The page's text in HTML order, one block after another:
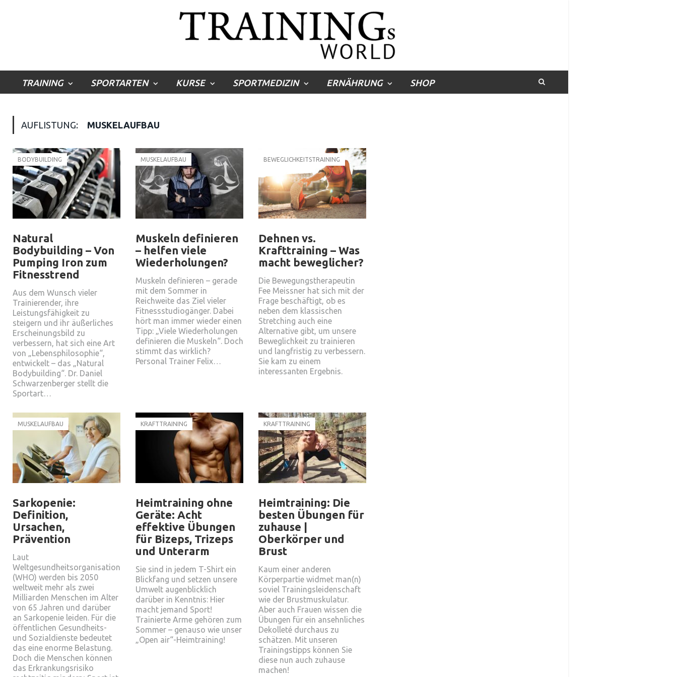
TRAINING SPORTARTEN KURSE SPORTMEDIZIN ERNÄHRUNG SHOP
AUFLISTUNG: MUSKELAUFBAU
BODYBUILDING
Natural
Bodybuilding – Von
Pumping Iron zum
Fitnesstrend
Aus dem Wunsch vieler
Trainierender, ihre
Leistungsfähigkeit zu
steigern und ihr äußerliches
Erscheinungsbild zu
verbessern, hat sich eine Art
von „Lebensphilosophie“,
entwickelt – das „Natural
Bodybuilding“. Dr. Daniel
Schwarzenberger stellt die
Sportart…
MUSKELAUFBAU
Muskeln definieren
– helfen viele
Wiederholungen?
Muskeln definieren – gerade
mit dem Sommer in
Reichweite das Ziel vieler
Fitnessstudiogänger. Dabei
hört man immer wieder einen
Tipp: „Viele Wiederholungen
definieren die Muskeln“. Doch
stimmt das wirklich?
Personal Trainer Felix…
BEWEGLICHKEITSTRAINING
Dehnen vs.
Krafttraining – Was
macht beweglicher?
Die Bewegungstherapeutin
Fee Meissner hat sich mit der
Frage beschäftigt, ob es
neben dem klassischen
Stretching auch eine
Alternative gibt, um unsere
Beweglichkeit zu trainieren
und langfristig zu verbessern.
Sie kam zu einem
interessanten Ergebnis.
MUSKELAUFBAU
Sarkopenie:
Definition,
Ursachen,
Prävention
Laut
Weltgesundheitsorganisation
(WHO) werden bis 2050
weltweit mehr als zwei
Milliarden Menschen im Alter
von 65 Jahren und darüber
an Sarkopenie leiden. Für die
öffentlichen Gesundheits-
und Sozialdienste bedeutet
das eine enorme Belastung.
Doch die Menschen können
das Erkrankungsrisiko
KRAFTTRAINING
Heimtraining ohne
Geräte: Acht
effektive Übungen
für Bizeps, Trizeps
und Unterarm
Sie sind in jedem T-Shirt ein
Blickfang und setzen unsere
Umwelt augenblicklich
darüber in Kenntnis: Hier
macht jemand Sport!
Trainierte Arme gehören zum
Sommer – genauso wie unser
„Open air“-Heimtraining!
KRAFTTRAINING
Heimtraining: Die
besten Übungen für
zuhause |
Oberkörper und
Brust
Kaum einer anderen
Körperpartie widmet man(n)
soviel Trainingsleidenschaft
wie der Brustmuskulatur.
Aber auch Frauen wissen die
Übungen für ein ansehnliches
Dekolleté durchaus zu
schätzen. Mit unseren
Trainingstipps können Sie
diese nun auch zuhause
machen!